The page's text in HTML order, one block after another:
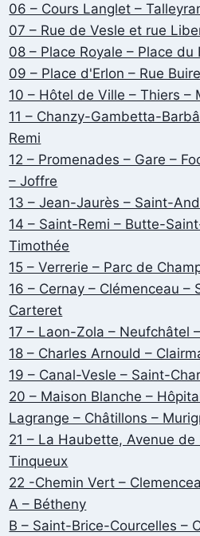
06 – Cours Langlet –
07 – Rue de Vesle et rue
08 – Place Royale – Place du
09 – Place d'Erlon – Rue
10 – Hôtel de Ville – Thiers –
11 – Chanzy-Gambetta-
Remi
12 – Promenades – Gare –
– Joffre
13 – Jean-Jaurès – Saint-
14 – Saint-Remi – Butte-
Timothée
15 – Verrerie – Parc de
16 – Cernay – Clémenceau –
Carteret
17 – Laon-Zola – Neufchâtel
18 – Charles Arnould –
19 – Canal-Vesle – Saint-
20 – Maison Blanche –
Lagrange – Châtillons –
21 – La Haubette, Avenue de
Tinqueux
22 -Chemin Vert –
A – Bétheny
B – Saint-Brice-Courcelles –